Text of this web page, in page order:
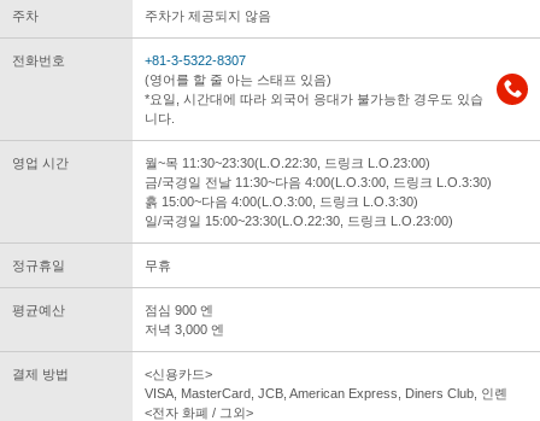
주차 주차가 제공되지 않음
전화번호
+81-3-5322-8307
(영어를 할 줄 아는 스태프 있음)
*요일, 시간대에 따라 외국어 응대가 불가능한 경우도 있습
니다.
영업 시간
월~목 11:30~23:30(L.O.22:30, 드링크 L.O.23:00)
금/국경일 전날 11:30~다음 4:00(L.O.3:00, 드링크 L.O.3:30)
흙 15:00~다음 4:00(L.O.3:00, 드링크 L.O.3:30)
일/국경일 15:00~23:30(L.O.22:30, 드링크 L.O.23:00)
정규휴일 무휴
평균예산
점심 900 엔
저녁 3,000 엔
결제 방법
<신용카드>
VISA, MasterCard, JCB, American Express, Diners Club, 인롄
<전자 화폐 / 그외>